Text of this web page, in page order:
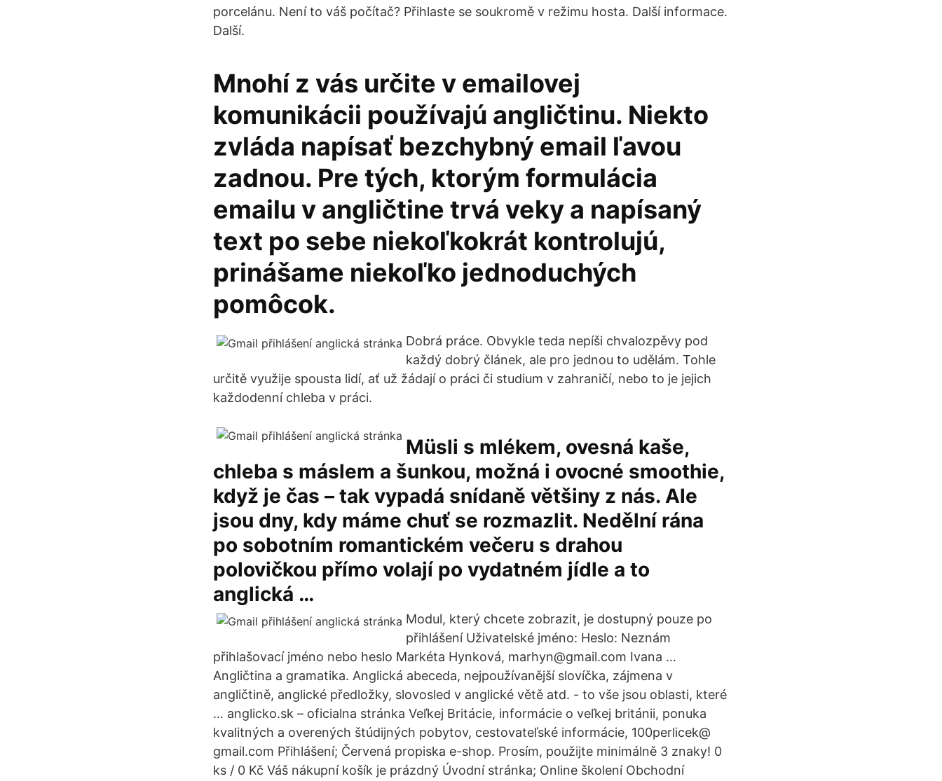
porcelánu. Není to váš počítač? Přihlaste se soukromě v režimu hosta. Další informace.
Další.
Mnohí z vás určite v emailovej
komunikácii používajú angličtinu. Niekto
zvláda napísať bezchybný email ľavou
zadnou. Pre tých, ktorým formulácia
emailu v angličtine trvá veky a napísaný
text po sebe niekoľkokrát kontrolujú,
prinášame niekoľko jednoduchých
pomôcok.
Dobrá práce. Obvykle teda nepíši chvalozpěvy pod
každý dobrý článek, ale pro jednou to udělám. Tohle
určitě využije spousta lidí, ať už žádají o práci či studium v zahraničí, nebo to je jejich
každodenní chleba v práci.
Müsli s mlékem, ovesná kaše,
chleba s máslem a šunkou, možná i ovocné smoothie,
když je čas – tak vypadá snídaně většiny z nás. Ale
jsou dny, kdy máme chuť se rozmazlit. Nedělní rána
po sobotním romantickém večeru s drahou
polovičkou přímo volají po vydatném jídle a to
anglická …
Modul, který chcete zobrazit, je dostupný pouze po
přihlášení Uživatelské jméno: Heslo: Neznám
přihlašovací jméno nebo heslo Markéta Hynková, marhyn@gmail.com Ivana …
Angličtina a gramatika. Anglická abeceda, nejpoužívanější slovíčka, zájmena v
angličtině, anglické předložky, slovosled v anglické větě atd. - to vše jsou oblasti, které
… anglicko.sk – oficialna stránka Veľkej Britácie, informácie o veľkej británii, ponuka
kvalitných a overených štúdijných pobytov, cestovateľské informácie, 100perlicek@
gmail.com Přihlášení; Červená propiska e-shop. Prosím, použijte minimálně 3 znaky! 0
ks / 0 Kč Váš nákupní košík je prázdný Úvodní stránka; Online školení Obchodní